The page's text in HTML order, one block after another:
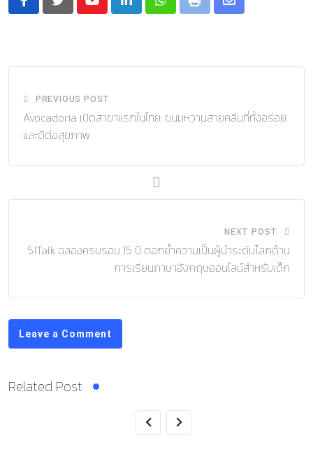
YoutubeLinkedInWhatsapp
Print
Share
PREVIOUS POST
Avocadoria เปิดสาขาแรกในไทย: ขนมหวานสายคลีนที่ทั้งอร่อย
และดีต่อสุขภาพ
NEXT POST
51Talk ฉลองครบรอบ 15 ปี ตอกย้ำความเป็นผู้นำระดับโลกด้าน
การเรียนภาษาอังกฤษออนไลน์สำหรับเด็ก
Leave a Comment
Related Post